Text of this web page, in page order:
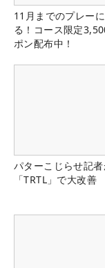
11月までのプレー
る！コース限定
ポン配布中！
パターこじらせ記
「TRTL」で大改善